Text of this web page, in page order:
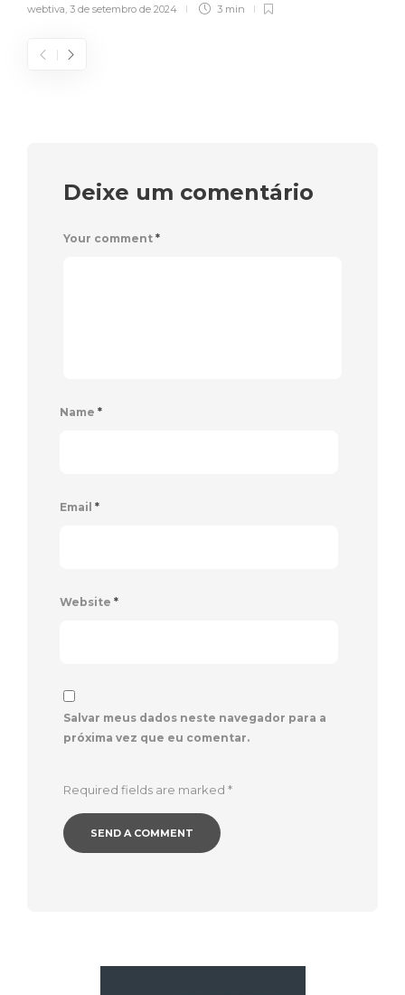
webtiva, 3 de setembro de 2024 3 min
Deixe um comentário
Your comment *
Name *
Email *
Website *
Salvar meus dados neste navegador para a
próxima vez que eu comentar.
Required fields are marked *